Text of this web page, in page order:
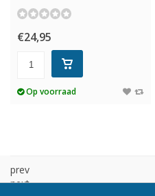
€24,95
Op voorraad
prev
next